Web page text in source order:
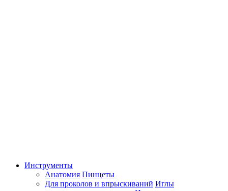
Инструменты
Анатомия Пинцеты
Для проколов и впрыскиваний Иглы